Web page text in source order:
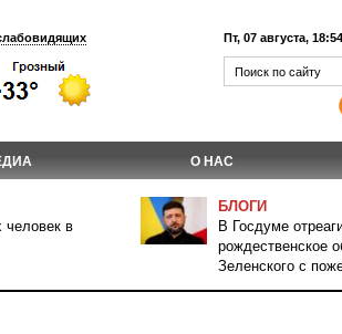
Пт, 07 августа, 18:54
О НАС
человек в
БЛОГИ
В Госдуме
рождественское
Зеленского с